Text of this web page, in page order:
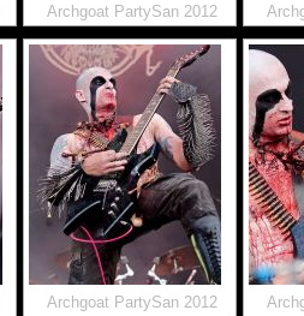
Archgoat PartySan 2012
Archgoat PartySan 2012